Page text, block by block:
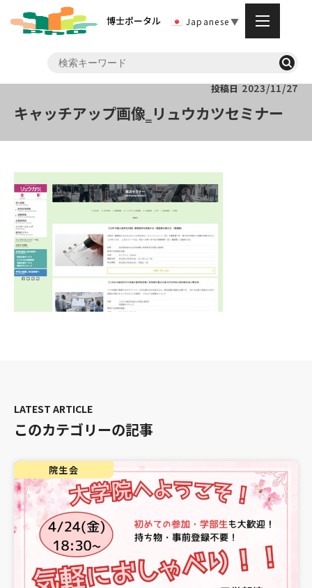
博士ポータル Japanese▼
投稿日 2023/11/27
キャッチアップ画像‗リュウカツセミナー
このカテゴリーの記事
院生会